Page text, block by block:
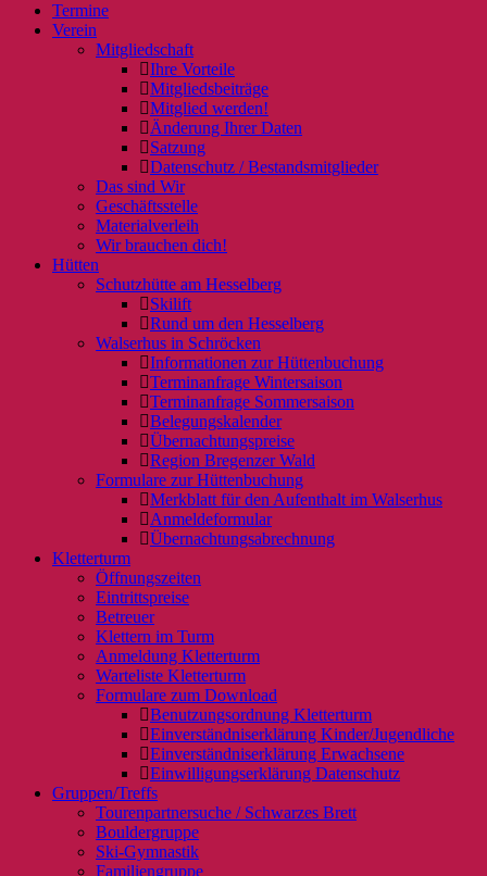
Termine
Verein
Mitgliedschaft
Ihre Vorteile
Mitgliedsbeiträge
Mitglied werden!
Änderung Ihrer Daten
Satzung
Datenschutz / Bestandsmitglieder
Das sind Wir
Geschäftsstelle
Materialverleih
Wir brauchen dich!
Hütten
Schutzhütte am Hesselberg
Skilift
Rund um den Hesselberg
Walserhus in Schröcken
Informationen zur Hüttenbuchung
Terminanfrage Wintersaison
Terminanfrage Sommersaison
Belegungskalender
Übernachtungspreise
Region Bregenzer Wald
Formulare zur Hüttenbuchung
Merkblatt für den Aufenthalt im Walserhus
Anmeldeformular
Übernachtungsabrechnung
Kletterturm
Öffnungszeiten
Eintrittspreise
Betreuer
Klettern im Turm
Anmeldung Kletterturm
Warteliste Kletterturm
Formulare zum Download
Benutzungsordnung Kletterturm
Einverständniserklärung Kinder/Jugendliche
Einverständniserklärung Erwachsene
Einwilligungserklärung Datenschutz
Gruppen/Treffs
Tourenpartnersuche / Schwarzes Brett
Bouldergruppe
Ski-Gymnastik
Familiengruppe